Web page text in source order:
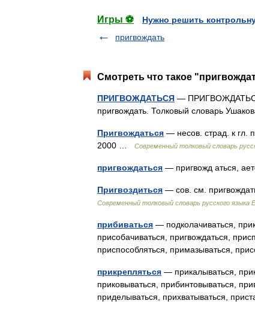
Игры ⚽
Нужно решить
пригвождать
Смотреть что такое
ПРИГВОЖДАТЬСЯ — ПРИГВОЖДАТЬСЯ,
пригвождать. Толковый словарь
Пригвождаться — несов. страд. к гл.
2000 …
Современный толковый словарь
пригвождаться — пригвожд аться,
Пригвоздиться — сов. см.
Современный толковый словарь русского языка
прибиваться — подколачиваться,
присобачиваться, пригвождаться,
приспособляться, примазываться,
прикрепляться — прикалываться,
приковываться, прибинтовываться,
приделываться, прихватываться,